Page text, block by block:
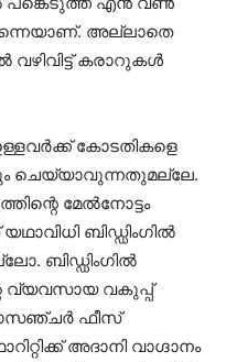
അല്ലാതെ
കരാറുകള്‍
കോടതികളെ
ചെയ്യാവുന്നതുമല്ലേ.
മേല്‍നോട്ടം
ബിഡ്ഡിംഗില്‍
ബിഡ്ഡിംഗില്‍
വ്യവസായ വകുപ്പ്
ഫീസ്
അദാനി വാഗ്ദാനം